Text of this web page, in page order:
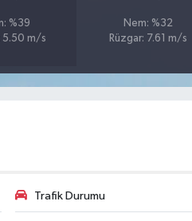
%39
5.50 m/s
Nem: %32
Rüzgar: 7.61 m/s
Trafik Durumu